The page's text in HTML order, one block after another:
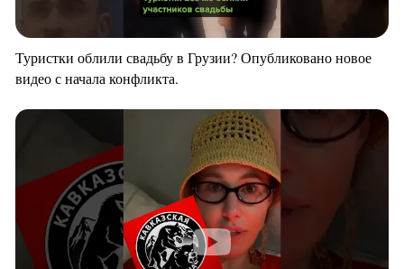
Туристки облили свадьбу в Грузии? Опубликовано новое
видео с начала конфликта.